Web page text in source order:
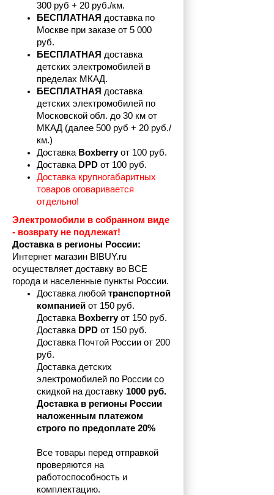
300 руб + 20 руб./км.
БЕСПЛАТНАЯ доставка по
Москве при заказе от 5 000
руб.
БЕСПЛАТНАЯ доставка
детских электромобилей в
пределах МКАД.
БЕСПЛАТНАЯ доставка
детских электромобилей по
Московской обл. до 30 км от
МКАД (далее 500 руб + 20 руб./
км.)
Доставка Boxberry от 100 руб.
Доставка DPD от 100 руб.
Доставка крупногабаритных
товаров оговаривается
отдельно!
Электромобили в собранном виде
- возврату не подлежат!
Доставка в регионы России:
Интернет магазин BIBUY.ru
осуществляет доставку во ВСЕ
города и населенные пункты России.
Доставка любой транспортной
компанией от 150 руб.
Доставка Boxberry от 150 руб.
Доставка DPD от 150 руб.
Доставка Почтой России от 200
руб.
Доставка детских
электромобилей по России со
скидкой на доставку 1000 руб.
Доставка в регионы России
наложенным платежом
строго по предоплате 20%
Все товары перед отправкой
проверяются на
работоспособность и
комплектацию.